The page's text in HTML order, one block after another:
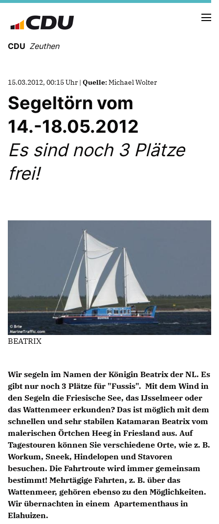
CDU Zeuthen
NEWSLETTER ABONNIEREN
15.03.2012, 00:15 Uhr | Quelle:Michael Wolter
Segeltörn vom
14.-18.05.2012
Es sind noch 3 Plätze
frei!
Wir segeln im Namen der Königin Beatrix der NL. Es
gibt nur noch 3 Plätze für "Fussis". Mit dem Wind in
den Segeln die Friesische See, das IJsselmeer oder
das Wattenmeer erkunden? Das ist möglich mit dem
schnellen und sehr stabilen Katamaran Beatrix vom
malerischen Örtchen Heeg in Friesland aus. Auf
Tagestouren können Sie verschiedene Orte, wie z. B.
Workum, Sneek, Hindelopen und Stavoren
besuchen. Die Fahrtroute wird immer gemeinsam
bestimmt! Mehrtägige Fahrten, z. B. über das
Wattenmeer, gehören ebenso zu den Möglichkeiten.
Wir übernachten in einem Apartementhaus in
Elahuizen.
BEATRIX